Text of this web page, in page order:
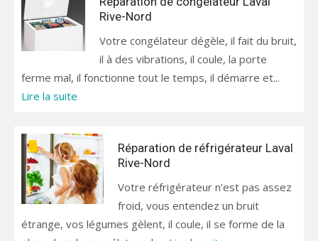
Rive-Nord
Votre congélateur dégèle, il fait du bruit,
il à des vibrations, il coule, la porte
ferme mal, il fonctionne tout le temps, il démarre et...
Lire la suite
Réparation de réfrigérateur Laval
Rive-Nord
Votre réfrigérateur n’est pas assez
froid, vous entendez un bruit
étrange, vos légumes gèlent, il coule, il se forme de la